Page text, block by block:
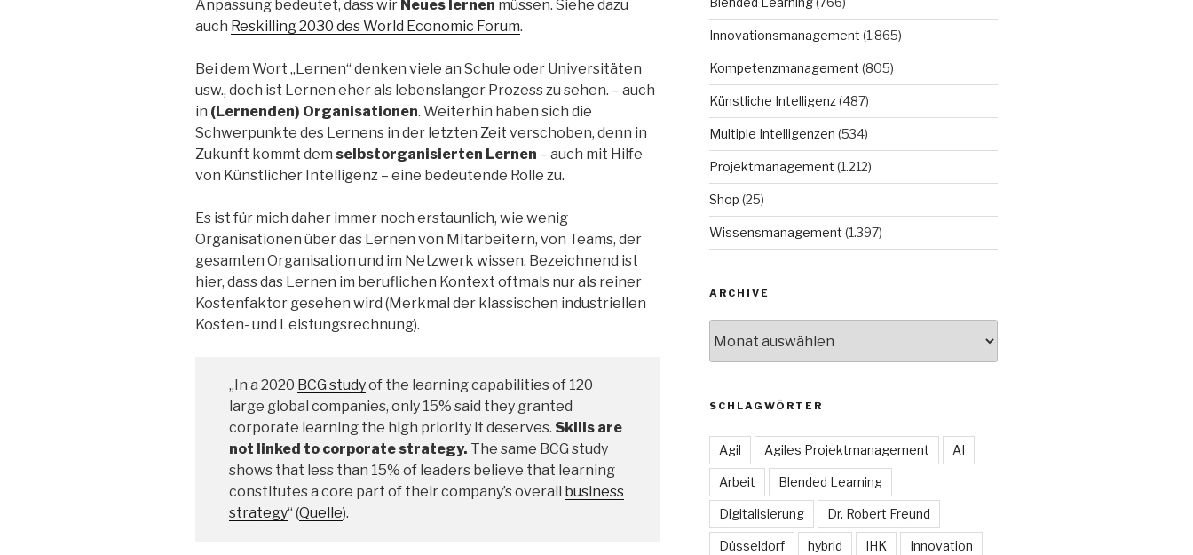
Anpassung bedeutet, dass wir Neues lernen müssen. Siehe dazu
auch Reskilling 2030 des World Economic Forum.
Bei dem Wort „Lernen“ denken viele an Schule oder Universitäten
usw., doch ist Lernen eher als lebenslanger Prozess zu sehen. – auch
in (Lernenden) Organisationen. Weiterhin haben sich die
Schwerpunkte des Lernens in der letzten Zeit verschoben, denn in
Zukunft kommt dem selbstorganisierten Lernen – auch mit Hilfe
von Künstlicher Intelligenz – eine bedeutende Rolle zu.
Es ist für mich daher immer noch erstaunlich, wie wenig
Organisationen über das Lernen von Mitarbeitern, von Teams, der
gesamten Organisation und im Netzwerk wissen. Bezeichnend ist
hier, dass das Lernen im beruflichen Kontext oftmals nur als reiner
Kostenfaktor gesehen wird (Merkmal der klassischen industriellen
Kosten- und Leistungsrechnung).
„In a 2020 BCG studyof the learning capabilities of 120
large global companies, only 15% said they granted
corporate learning the high priority it deserves. Skills are
not linked to corporate strategy. The same BCG study
shows that less than 15% of leaders believe that learning
constitutes a core part of their company’s overall
business
strategy“ (Quelle).
Innovationsmanagement (1.865)
Kompetenzmanagement (805)
Künstliche Intelligenz(487)
Multiple Intelligenzen (534)
Projektmanagement (1.212)
Shop (25)
Wissensmanagement (1.397)
ARCHIVE
SCHLAGWÖRTER
Agil Agiles Projektmanagement AI
Arbeit Blended Learning
Digitalisierung Dr. Robert Freund
Düsseldorf hybrid IHK Innovation